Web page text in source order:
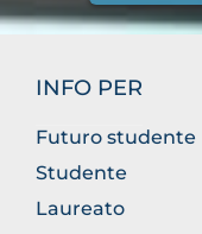
INFO PER
Futuro studente
Studente
Laureato